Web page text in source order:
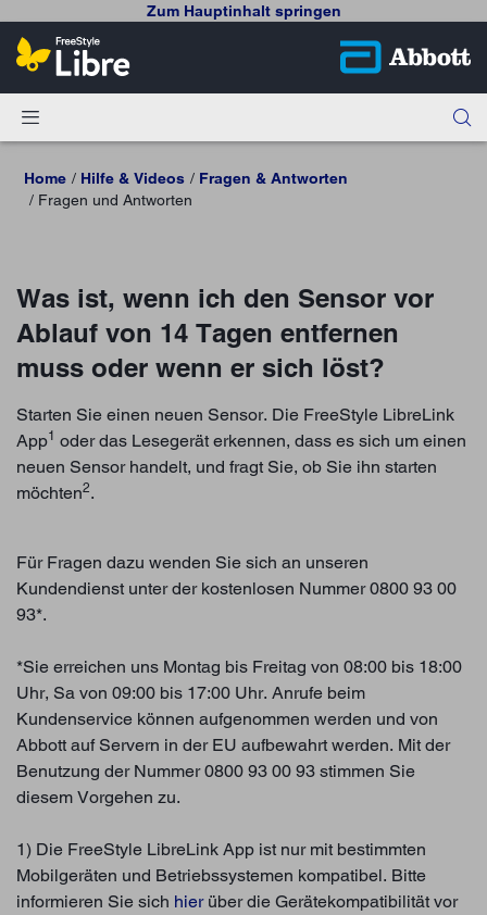
Zum Hauptinhalt springen
Home Hilfe & Videos
Fragen & Antworten
Fragen und Antworten
Was ist, wenn ich den Sensor vor
Ablauf von 14 Tagen entfernen
muss oder wenn er sich löst?
Starten Sie einen neuen Sensor. Die FreeStyle LibreLink
App1 oder das Lesegerät erkennen, dass es sich um einen
neuen Sensor handelt, und fragt Sie, ob Sie ihn starten
möchten2.
Für Fragen dazu wenden Sie sich an unseren
Kundendienst unter der kostenlosen Nummer 0800 93 00
93*.
*Sie erreichen uns Montag bis Freitag von 08:00 bis 18:00
Uhr, Sa von 09:00 bis 17:00 Uhr. Anrufe beim
Kundenservice können aufgenommen werden und von
Abbott auf Servern in der EU aufbewahrt werden. Mit der
Benutzung der Nummer 0800 93 00 93 stimmen Sie
diesem Vorgehen zu.
1) Die FreeStyle LibreLink App ist nur mit bestimmten
Mobilgeräten und Betriebssystemen kompatibel. Bitte
informieren Sie sich hierüber die Gerätekompatibilität vor